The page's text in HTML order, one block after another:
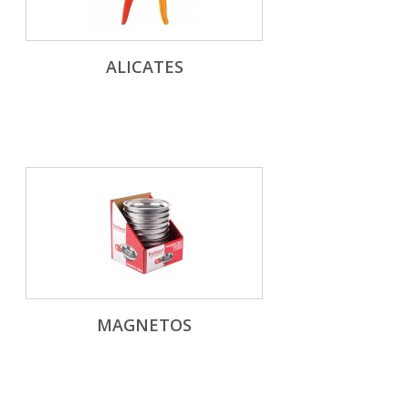
ALICATES
MAGNETOS